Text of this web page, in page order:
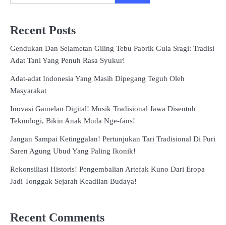
for:
Recent Posts
Gendukan Dan Selametan Giling Tebu Pabrik Gula Sragi: Tradisi
Adat Tani Yang Penuh Rasa Syukur!
Adat-adat Indonesia Yang Masih Dipegang Teguh Oleh
Masyarakat
Inovasi Gamelan Digital! Musik Tradisional Jawa Disentuh
Teknologi, Bikin Anak Muda Nge-fans!
Jangan Sampai Ketinggalan! Pertunjukan Tari Tradisional Di Puri
Saren Agung Ubud Yang Paling Ikonik!
Rekonsiliasi Historis! Pengembalian Artefak Kuno Dari Eropa
Jadi Tonggak Sejarah Keadilan Budaya!
Recent Comments